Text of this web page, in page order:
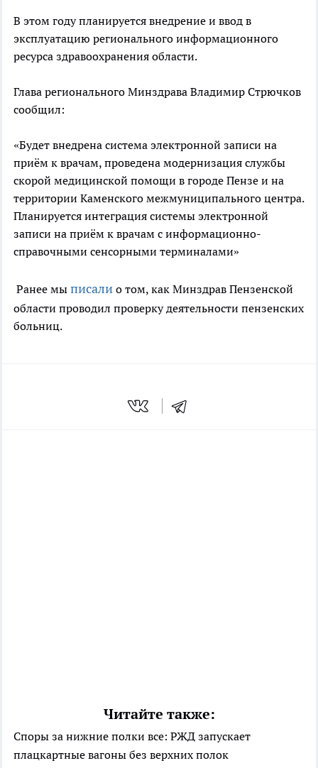
В этом году планируется внедрение и ввод в
эксплуатацию регионального информационного
ресурса здравоохранения области.
Глава регионального Минздрава Владимир Стрючков
сообщил:
«Будет внедрена система электронной записи на
приём к врачам, проведена модернизация службы
скорой медицинской помощи в городе Пензе и на
территории Каменского межмуниципального центра.
Планируется интеграция системы электронной
записи на приём к врачам с информационно-
справочными сенсорными терминалами»
Ранее мы писали о том, как Минздрав Пензенской
области проводил проверку деятельности пензенских
больниц.
Читайте также:
Споры за нижние полки все: РЖД запускает
плацкартные вагоны без верхних полок